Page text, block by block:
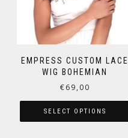
EMPRESS CUSTOM LACE
WIG BOHEMIAN
€69,00
SELECT OPTIONS